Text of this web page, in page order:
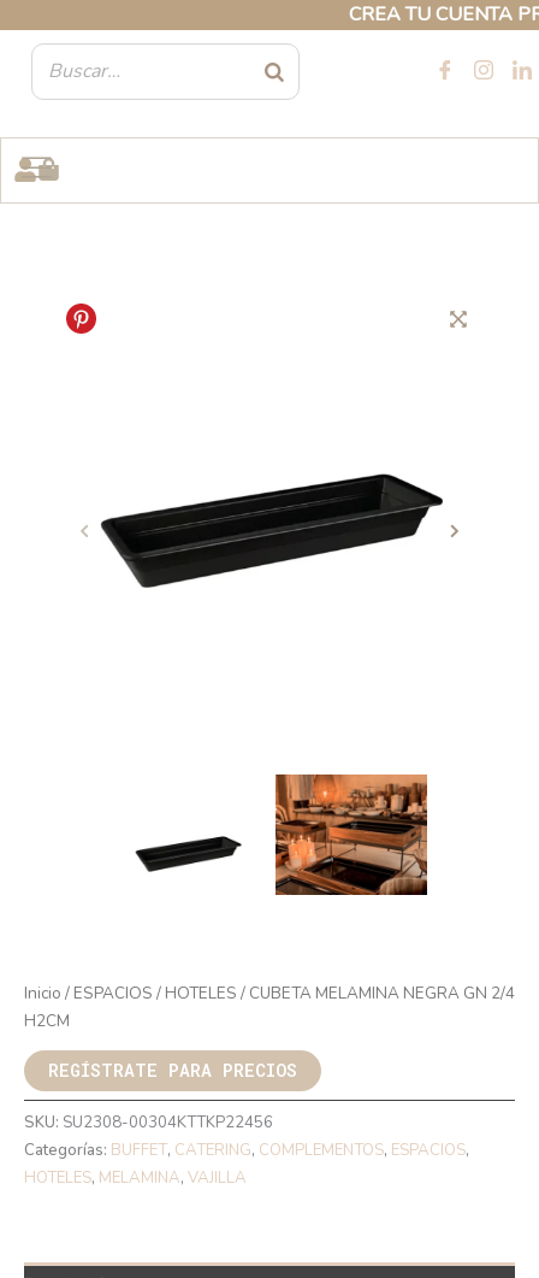
CREA TU CUENTA
contenido
Inicio / ESPACIOS / HOTELES / CUBETA MELAMINA NEGRA GN 2/4
H2CM
REGÍSTRATE PARA PRECIOS
SKU: SU2308-00304KTTKP22456
Categorías: BUFFET, CATERING, COMPLEMENTOS, ESPACIOS,
HOTELES, MELAMINA, VAJILLA